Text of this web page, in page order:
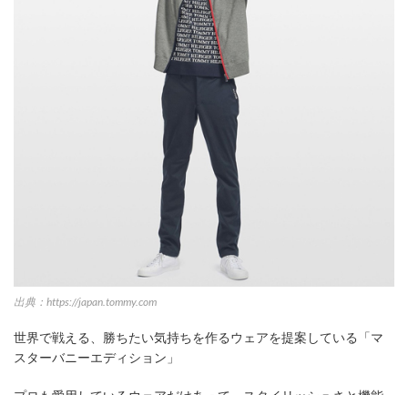
出典：https://japan.tommy.com
世界で戦える、勝ちたい気持ちを作るウェアを提案している「マ
スターバニーエディション」